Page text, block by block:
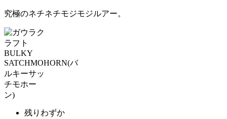
究極のネチネチモジモジルアー。
残りわずか